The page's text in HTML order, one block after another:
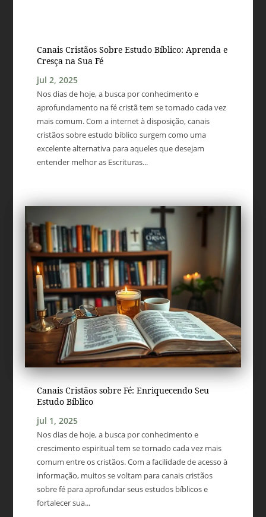
Canais Cristãos Sobre Estudo Bíblico: Aprenda e
Cresça na Sua Fé
jul 2, 2025
Nos dias de hoje, a busca por conhecimento e
aprofundamento na fé cristã tem se tornado cada vez
mais comum. Com a internet à disposição, canais
cristãos sobre estudo bíblico surgem como uma
excelente alternativa para aqueles que desejam
entender melhor as Escrituras...
Canais Cristãos sobre Fé: Enriquecendo Seu
Estudo Bíblico
jul 1, 2025
Nos dias de hoje, a busca por conhecimento e
crescimento espiritual tem se tornado cada vez mais
comum entre os cristãos. Com a facilidade de acesso à
informação, muitos se voltam para canais cristãos
sobre fé para aprofundar seus estudos bíblicos e
fortalecer sua...